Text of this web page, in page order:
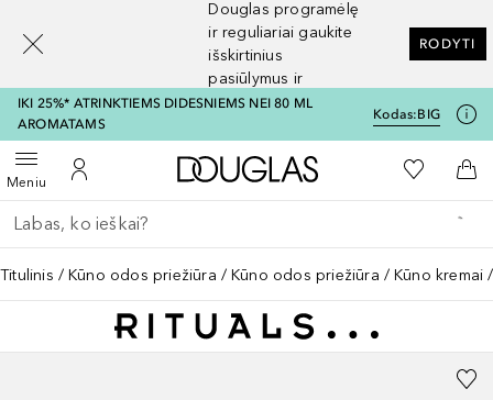
Douglas programėlę
ir reguliariai gaukite
išskirtinius
pasiūlymus ir
nuolaidas
RODYTI
IKI 25%* ATRINKTIEMS DIDESNIEMS NEI 80 ML
AROMATAMS
Kodas:BIG
MeniuAtidaryti meniuĮ mano paskyrą
Į Douglas pagrindinį
Į mano
Į
Grįžk atgal
Vykdykite paiešką
Titulinis Kūno odos priežiūra Kūno odos priežiūra Kūno kremai
[navigation.slideout.screenreader]